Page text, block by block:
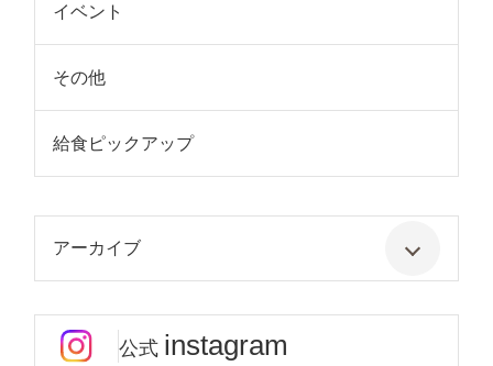
イベント
その他
給食ピックアップ
アーカイブ
公式 instagram